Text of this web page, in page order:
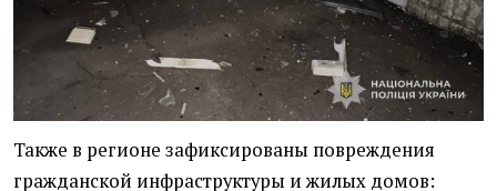
Также в регионе зафиксированы повреждения
гражданской инфраструктуры и жилых домов: